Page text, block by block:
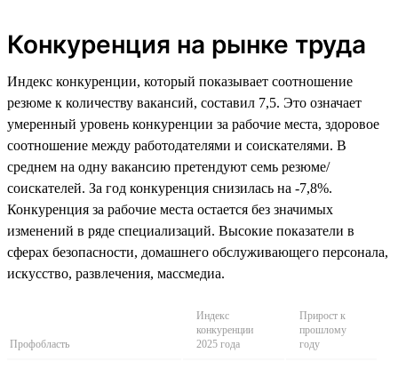
Конкуренция на рынке труда
Индекс конкуренции, который показывает соотношение
резюме к количеству вакансий, составил 7,5. Это означает
умеренный уровень конкуренции за рабочие места, здоровое
соотношение между работодателями и соискателями. В
среднем на одну вакансию претендуют семь резюме/
соискателей. За год конкуренция снизилась на -7,8%.
Конкуренция за рабочие места остается без значимых
изменений в ряде специализаций. Высокие показатели в
сферах безопасности, домашнего обслуживающего персонала,
искусство, развлечения, массмедиа.
Профобласть
Индекс
конкуренции
2025 года
Прирост к
прошлому
году